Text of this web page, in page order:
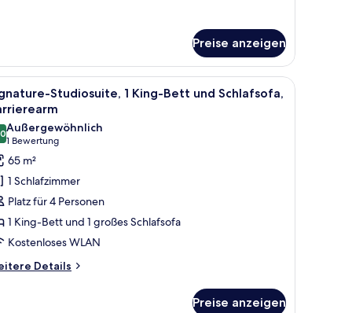
Preise anzeigen
mit Stühlen und Tisch.
Bett, Nachttischlampen, einem gerahmten Kunstwerk, einem
Ein modernes Hotelzimmer mit einem
6
Studiosuite, 1 King-Bett und Schlafsofa,
von 10
Außergewöhnlich
1 Bewertung
(1
Bewertung)
65 m²
1 Schlafzimmer
Platz für 4 Personen
1 King-Bett und 1 großes Schlafsofa
Kostenloses WLAN
Details
Preise anzeigen